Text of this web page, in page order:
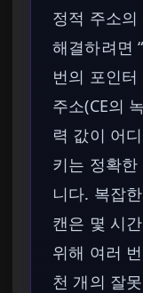
정적 주소의
해결하려면
번의 포인
주소(CE의
력 값이 어
키는 정확
니다. 복잡
캔은 몇 시
위해 여러
천 개의 잘